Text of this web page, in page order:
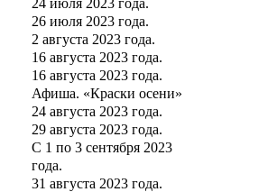
24 июля 2023 года.
26 июля 2023 года.
2 августа 2023 года.
16 августа 2023 года.
16 августа 2023 года.
Афиша. «Краски осени»
24 августа 2023 года.
29 августа 2023 года.
С 1 по 3 сентября 2023
года.
31 августа 2023 года.